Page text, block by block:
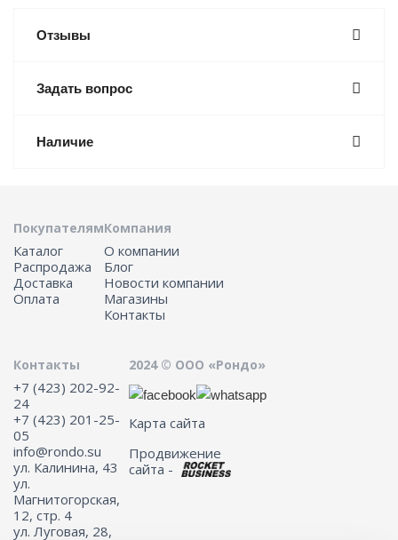
Отзывы
Задать вопрос
Наличие
Покупателям
Каталог
Распродажа
Доставка
Оплата
Компания
О компании
Блог
Новости компании
Магазины
Контакты
Контакты
+7 (423) 202-92-
24
+7 (423) 201-25-
05
info@rondo.su
ул. Калинина, 43
ул.
Магнитогорская,
12, стр. 4
ул. Луговая, 28,
2024 © ООО «Рондо»
Карта сайта
Продвижение
сайта -